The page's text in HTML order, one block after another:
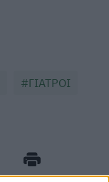
ΓΙΑΤΡΟΙ